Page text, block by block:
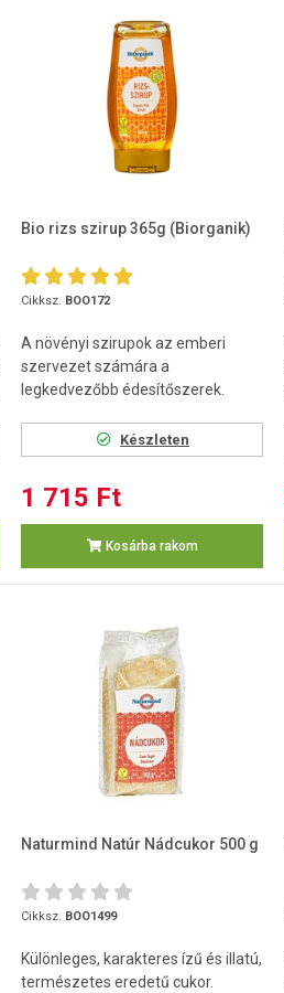
Bio rizs szirup 365g (Biorganik)
Cikksz. BOO172
A növényi szirupok az emberi
szervezet számára a
legkedvezőbb édesítőszerek.
Készleten
1 715 Ft
Kosárba rakom
Naturmind Natúr Nádcukor 500 g
Cikksz. BOO1499
Különleges, karakteres ízű és illatú,
természetes eredetű cukor.